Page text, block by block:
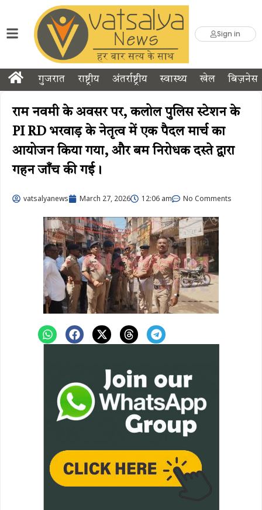
Sign in
गुजरात राष्ट्रीय अंतर्राष्ट्रीय स्वास्थ्य खेल बिज़नेस
राम नवमी के अवसर पर, कलोल पुलिस स्टेशन के
PI RD भरवाड़ के नेतृत्व में एक पैदल मार्च का
आयोजन किया गया, और बम निरोधक दस्ते द्वारा
गहन जाँच की गई।
vatsalyanews March 27, 2026 12:06 am No Comments